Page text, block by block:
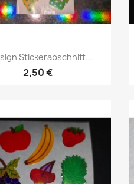
Stickerabschnitt...
2,50 €